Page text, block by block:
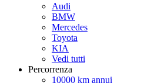
Audi
BMW
Mercedes
Toyota
KIA
Vedi tutti
Percorrenza
10000 km annui